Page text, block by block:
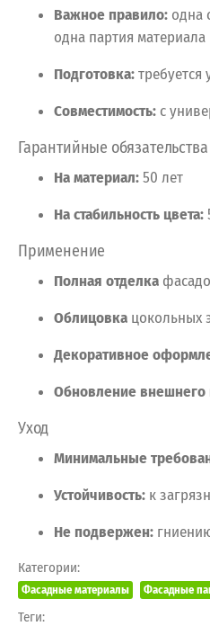
Важное правило: одна
одна партия материала
Подготовка:требуется
Совместимость: с
Гарантийные обязательства
Наматериал:50 лет
Настабильность цвета:
Применение
Полная отделка
Облицовка цокольных
Декоративное
Обновление внешнего
Уход
Минимальные
Устойчивость: к
Не подвержен:
Категории:
Фасадные материалы Фасадные
Теги: